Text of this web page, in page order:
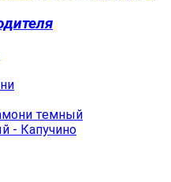
темный
- Капучино